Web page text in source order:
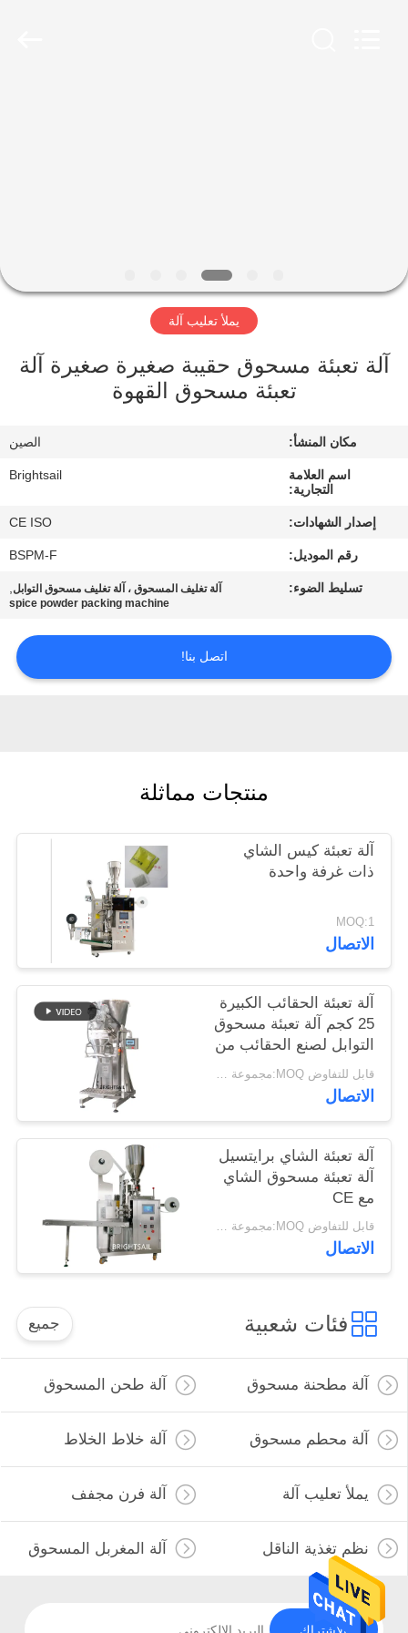
فيديو
عنا
المعمل
مراقبة
الجودة
اتصل
بنا
خريطة
الموقع
PRIVACY
POLICY
يملأ تعليب آلة
آلة تعبئة مسحوق حقيبة صغيرة صغيرة آلة
تعبئة مسحوق القهوة
مكان المنشأ: الصين
اسم العلامة
التجارية:
Brightsail
إصدار الشهادات: CE ISO
رقم الموديل: BSPM-F
تسليط الضوء: آلة تغليف المسحوق ، آلة تغليف مسحوق التوابل,
spice powder packing machine
اتصل بنا!
منتجات مماثلة
آلة تعبئة كيس الشاي
ذات غرفة واحدة
MOQ:1
الاتصال
آلة تعبئة الحقائب الكبيرة
25 كجم آلة تعبئة مسحوق
التوابل لصنع الحقائب من
برايتسيل
قابل للتفاوض MOQ:مجموعة واحدة
الاتصال
آلة تعبئة الشاي برايتسيل
آلة تعبئة مسحوق الشاي
مع CE
قابل للتفاوض MOQ:مجموعة واحدة
الاتصال
فئات شعبية جميع
آلة مطحنة مسحوق آلة طحن المسحوق
آلة محطم مسحوق آلة خلاط الخلاط
يملأ تعليب آلة آلة فرن مجفف
نظم تغذية الناقل آلة المغربل المسحوق
الاشتراك